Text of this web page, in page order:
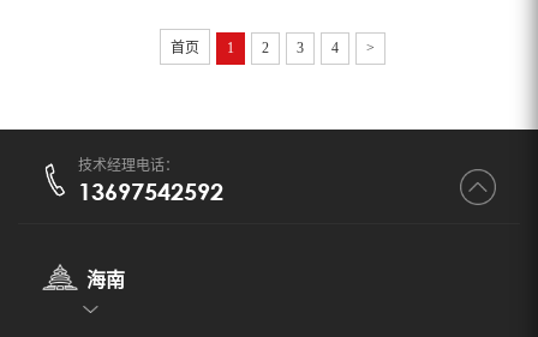
首页 1 2 3 4 >
技术经理电话：
13697542592
海南